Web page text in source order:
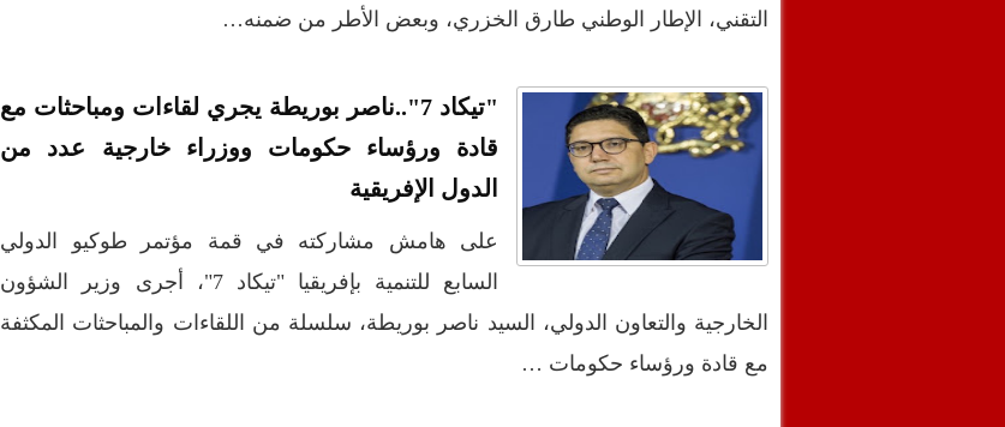
التقني، الإطار الوطني طارق الخزري، وبعض الأطر من ضمنه…
"تيكاد 7"..ناصر بوريطة يجري لقاءات ومباحثات مع
قادة ورؤساء حكومات ووزراء خارجية عدد من
الدول الإفريقية
على هامش مشاركته في قمة مؤتمر طوكيو الدولي
السابع للتنمية بإفريقيا "تيكاد 7"، أجرى وزير الشؤون
الخارجية والتعاون الدولي، السيد ناصر بوريطة، سلسلة من اللقاءات والمباحثات المكثفة
مع قادة ورؤساء حكومات …